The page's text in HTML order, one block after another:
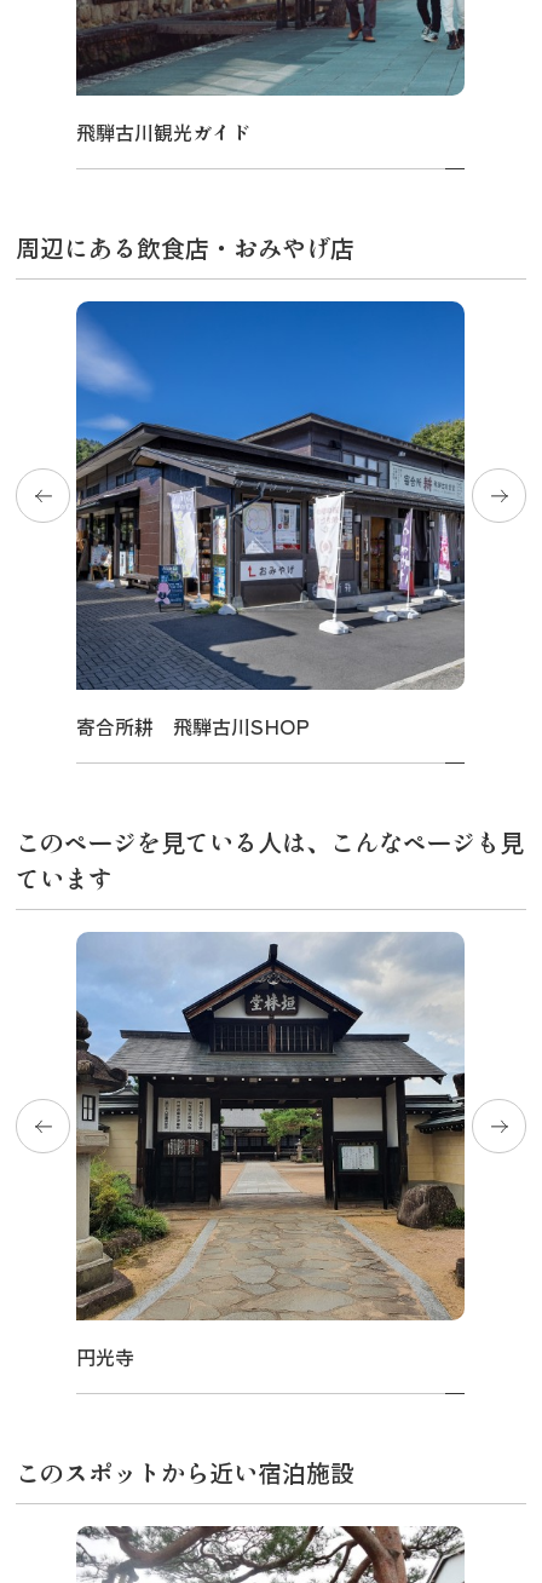
飛騨古川観光ガイド
周辺にある飲食店・おみやげ店
寄合所耕 飛騨古川SHOP
このページを見ている人は、こんなページも見
ています
円光寺
このスポットから近い宿泊施設